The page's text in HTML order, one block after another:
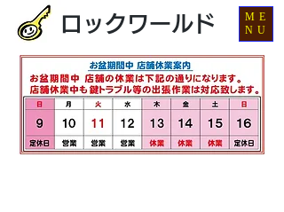
ロックワールド
ME
NU